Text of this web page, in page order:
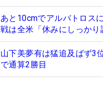
あと10cmでアルバトロ
戦は全米「休みにしっかり
山下美夢有は猛追及ばず
で通算2勝目